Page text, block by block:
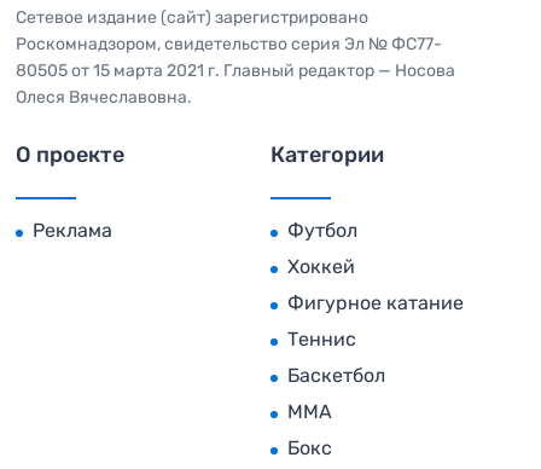
Сетевое издание (сайт) зарегистрировано
Роскомнадзором, свидетельство серия Эл № ФС77-
80505 от 15 марта 2021 г. Главный редактор — Носова
Олеся Вячеславовна.
О проекте
Реклама
Категории
Футбол
Хоккей
Фигурное катание
Теннис
Баскетбол
MMA
Бокс